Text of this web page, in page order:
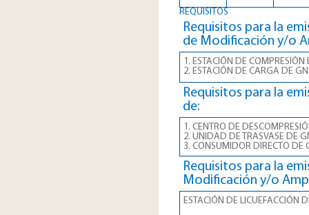
REQUISITOS
Requisitos para la
de Modificación y/o
1. ESTACIÓN DE
2. ESTACIÓN DE CARGA DE
Requisitos para la
de:
1. CENTRO DE
2. UNIDAD DE TRASVASE DE
3. CONSUMIDOR DIRECTO DE
Requisitos para la
Modificación y/o
ESTACIÓN DE LICUEFACCIÓN